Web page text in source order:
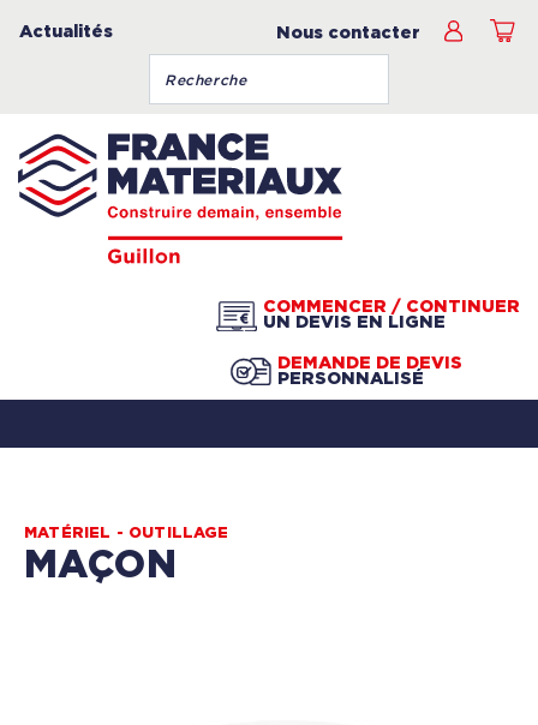
Actualités Nous contacter
COMMENCER / CONTINUER
UN DEVIS EN LIGNE
DEMANDE DE DEVIS
PERSONNALISÉ
MATÉRIEL - OUTILLAGE
MAÇON